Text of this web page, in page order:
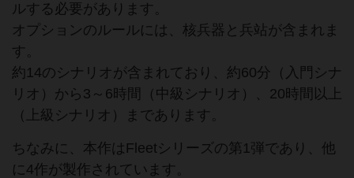
ルする必要があります。
オプションのルールには、核兵器と兵站が含まれま
す。
約14のシナリオが含まれており、約60分（入門シナ
リオ）から3～6時間（中級シナリオ）、20時間以上
（上級シナリオ）まであります。
ちなみに、本作はFleetシリーズの第1弾であり、他
に4作が製作されています。